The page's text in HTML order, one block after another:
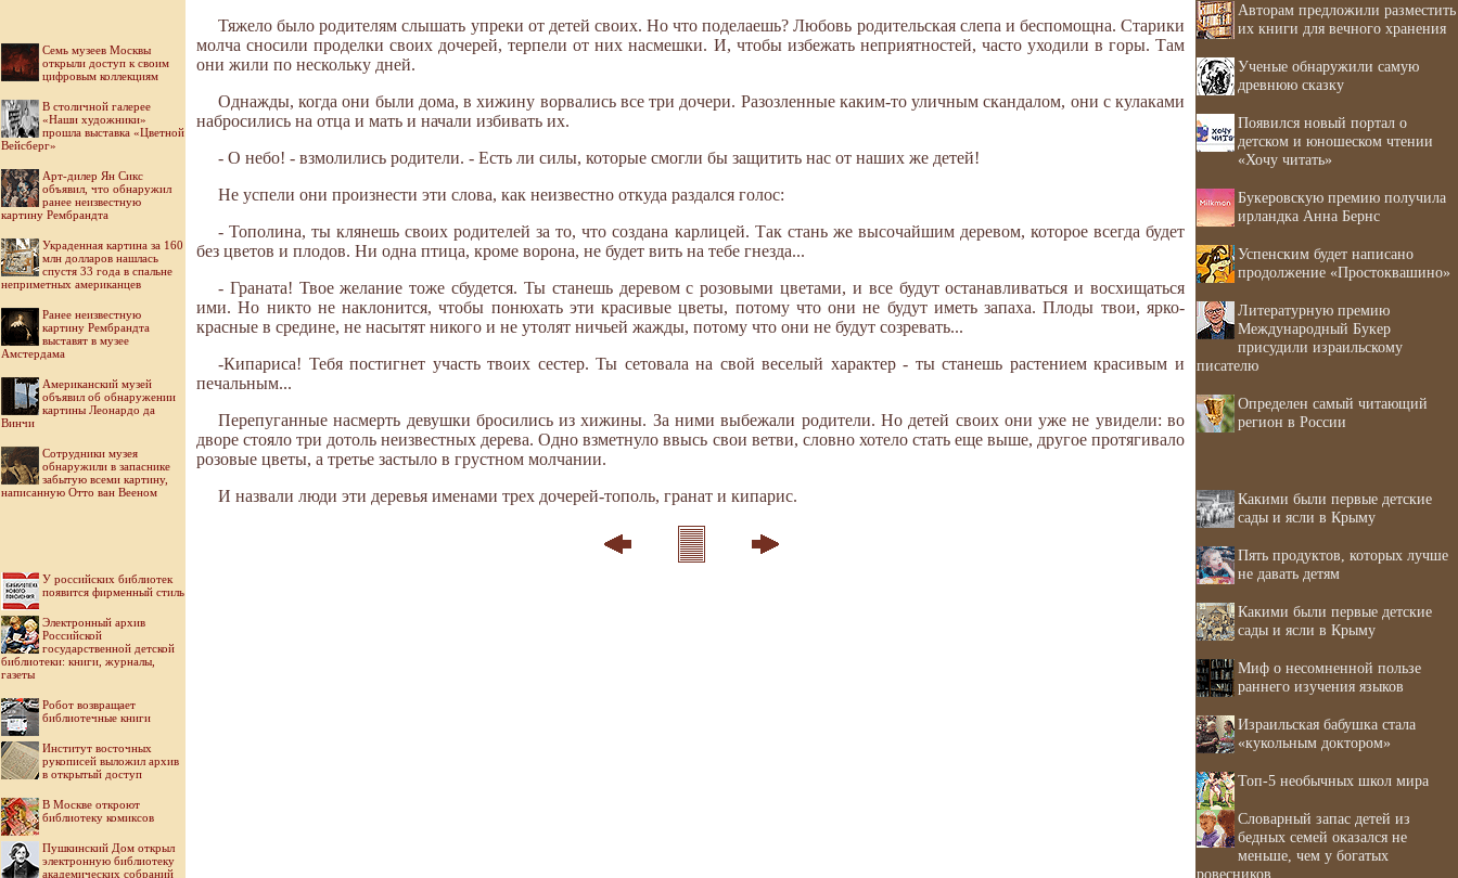
Семь музеев Москвы
открыли доступ к своим
цифровым коллекциям
В столичной галерее
«Наши художники»
прошла выставка «Цветной
Вейсберг»
Арт-дилер Ян Сикс
объявил, что обнаружил
ранее неизвестную
картину Рембрандта
Украденная картина за 160
млн долларов нашлась
спустя 33 года в спальне
неприметных американцев
Ранее неизвестную
картину Рембрандта
выставят в музее
Амстердама
Американский музей
объявил об обнаружении
картины Леонардо да
Винчи
Cотрудники музея
обнаружили в запаснике
забытую всеми картину,
написанную Отто ван Вееном
У российских библиотек
появится фирменный стиль
Электронный архив
Российской
государственной детской
библиотеки: книги, журналы,
газеты
Робот возвращает
библиотечные книги
Институт восточных
рукописей выложил архив
в открытый доступ
В Москве откроют
библиотеку комиксов
Пушкинский Дом открыл
электронную библиотеку
академических собраний
Тяжело было родителям слышать упреки от детей своих. Но что поделаешь? Любовь родительская слепа и беспомощна. Старики
молча сносили проделки своих дочерей, терпели от них насмешки. И, чтобы избежать неприятностей, часто уходили в горы. Там
они жили по нескольку дней.
Однажды, когда они были дома, в хижину ворвались все три дочери. Разозленные каким-то уличным скандалом, они с кулаками
набросились на отца и мать и начали избивать их.
- О небо! - взмолились родители. - Есть ли силы, которые смогли бы защитить нас от наших же детей!
Не успели они произнести эти слова, как неизвестно откуда раздался голос:
- Тополина, ты клянешь своих родителей за то, что создана карлицей. Так стань же высочайшим деревом, которое всегда будет
без цветов и плодов. Ни одна птица, кроме ворона, не будет вить на тебе гнезда...
- Граната! Твое желание тоже сбудется. Ты станешь деревом с розовыми цветами, и все будут останавливаться и восхищаться
ими. Но никто не наклонится, чтобы понюхать эти красивые цветы, потому что они не будут иметь запаха. Плоды твои, ярко-
красные в средине, не насытят никого и не утолят ничьей жажды, потому что они не будут созревать...
-Кипариса! Тебя постигнет участь твоих сестер. Ты сетовала на свой веселый характер - ты станешь растением красивым и
печальным...
Перепуганные насмерть девушки бросились из хижины. За ними выбежали родители. Но детей своих они уже не увидели: во
дворе стояло три дотоль неизвестных дерева. Одно взметнуло ввысь свои ветви, словно хотело стать еще выше, другое протягивало
розовые цветы, а третье застыло в грустном молчании.
И назвали люди эти деревья именами трех дочерей-тополь, гранат и кипарис.
Авторам предложили разместить
их книги для вечного хранения
Ученые обнаружили самую
древнюю сказку
Появился новый портал о
детском и юношеском чтении
«Хочу читать»
Букеровскую премию получила
ирландка Анна Бернс
Успенским будет написано
продолжение «Простоквашино»
Литературную премию
Международный Букер
присудили израильскому
писателю
Определен самый читающий
регион в России
Какими были первые детские
сады и ясли в Крыму
Пять продуктов, которых лучше
не давать детям
Какими были первые детские
сады и ясли в Крыму
Миф о несомненной пользе
раннего изучения языков
Израильская бабушка стала
«кукольным доктором»
Топ-5 необычных школ мира
Словарный запас детей из
бедных семей оказался не
меньше, чем у богатых
ровесников